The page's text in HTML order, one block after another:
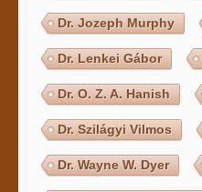
Dr. Jozeph Murphy
Dr. Lenkei Gábor
Dr. O. Z. A. Hanish
Dr. Szilágyi Vilmos
Dr. Wayne W. Dyer